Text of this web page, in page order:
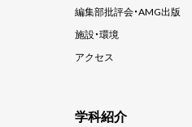
編集部批評会・AMG出版
施設・環境
アクセス
学科紹介